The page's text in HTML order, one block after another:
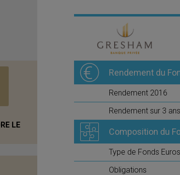
Rendement du
Rendement 2016
Rendement sur 3 ans
Composition du
Type de Fonds Euros
Obligations
LE